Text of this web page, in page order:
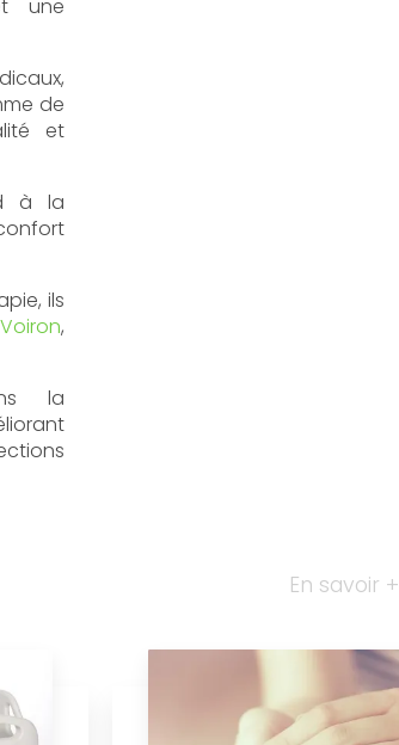
une
de
et
à la
ils
,
la
En savoir +